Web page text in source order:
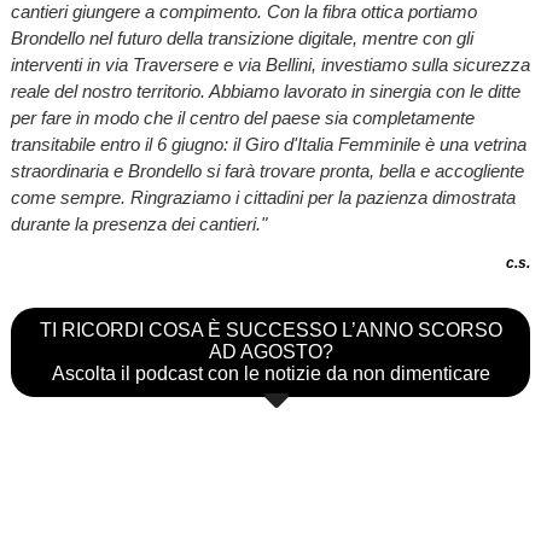
cantieri giungere a compimento. Con la fibra ottica portiamo
Brondello nel futuro della transizione digitale, mentre con gli
interventi in via Traversere e via Bellini, investiamo sulla sicurezza
reale del nostro territorio. Abbiamo lavorato in sinergia con le ditte
per fare in modo che il centro del paese sia completamente
transitabile entro il 6 giugno: il Giro d'Italia Femminile è una vetrina
straordinaria e Brondello si farà trovare pronta, bella e accogliente
come sempre. Ringraziamo i cittadini per la pazienza dimostrata
durante la presenza dei cantieri."
c.s.
TI RICORDI COSA È SUCCESSO L’ANNO SCORSO
AD AGOSTO?
Ascolta il podcast con le notizie da non dimenticare